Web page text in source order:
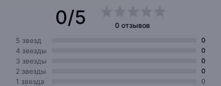
0/5
0 отзывов
5 звезд
0
4 звезды 0
3 звезды 0
2 звезды 0
1 звезда 0